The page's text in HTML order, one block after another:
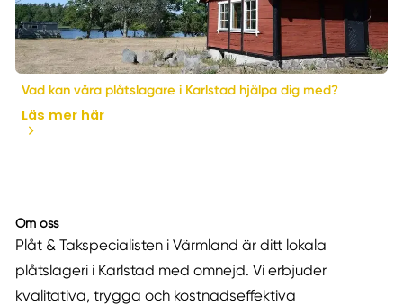
Vad kan våra plåtslagare i Karlstad hjälpa dig med?
Läs mer här
Om oss
Plåt & Takspecialisten i Värmland är ditt lokala
plåtslageri i Karlstad med omnejd. Vi erbjuder
kvalitativa, trygga och kostnadseffektiva